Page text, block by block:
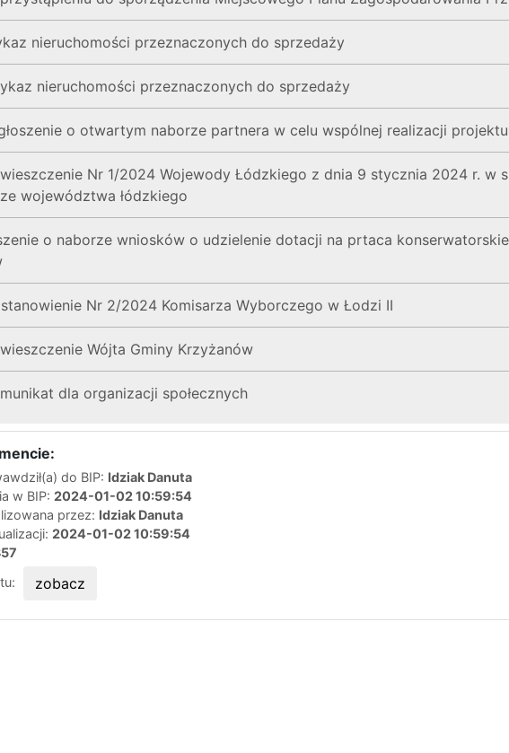
nieruchomości przeznaczonych do sprzedaży
nieruchomości przeznaczonych do sprzedaży
o otwartym naborze partnera w celu wspólnej realizacji projektu
Nr 1/2024 Wojewody Łódzkiego z dnia 9 stycznia 2024 r. w
województwa łódzkiego
o naborze wniosków o udzielenie dotacji na prtaca
Nr 2/2024 Komisarza Wyborczego w Łodzi II
Wójta Gminy Krzyżanów
dla organizacji społecznych
do BIP: Idziak Danuta
w BIP: 2024-01-02 10:59:54
przez: Idziak Danuta
2024-01-02 10:59:54
zobacz